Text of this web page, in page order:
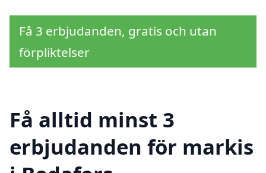
Få 3 erbjudanden, gratis och utan
förpliktelser
Få alltid minst 3
erbjudanden för markis